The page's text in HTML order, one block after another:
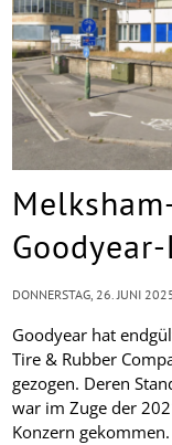
Goodyear hat
Tire & Rubber
gezogen. Deren
war im Zuge der
Konzern
DONNERSTAG, 26. JUNI